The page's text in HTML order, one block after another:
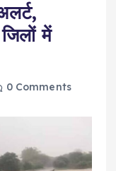
में
0 Comments